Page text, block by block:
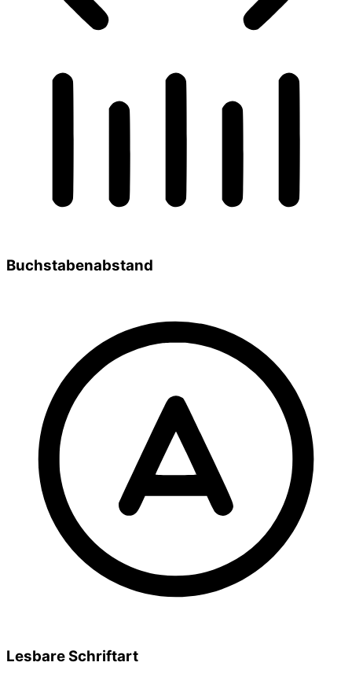
Buchstabenabstand
Lesbare Schriftart